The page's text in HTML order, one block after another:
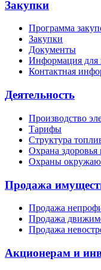
Закупки
Программа
Закупки
Документы
Информация для
Контактная
Деятельность
Производство
Тарифы
Структура
Охрана здоровья
Охраны
Продажа
Продажа
Продажа
Продажа
Акционерам и